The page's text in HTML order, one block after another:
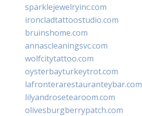
sparklejewelryinc.com
ironcladtattoostudio.com
bruinshome.com
annascleaningsvc.com
wolfcitytattoo.com
oysterbayturkeytrot.com
lafronterarestauranteybar.com
lilyandrosetearoom.com
olivesburgberrypatch.com